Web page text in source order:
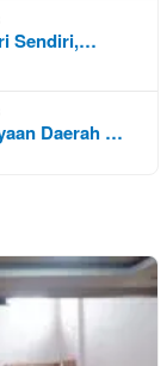
Sendiri,…
Daerah …